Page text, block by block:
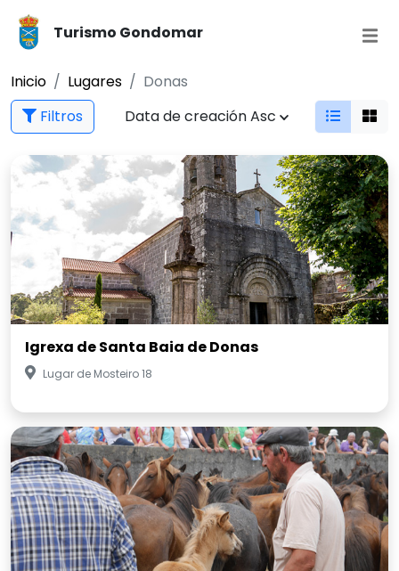
Turismo Gondomar
Inicio Lugares
Donas
Filtros
Data de creación Asc
Igrexa de Santa Baia de Donas
Lugar de Mosteiro 18